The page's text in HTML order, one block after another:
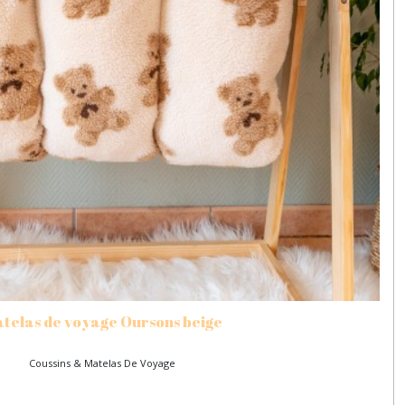
de voyage Oursons beige
Coussins & Matelas De Voyage